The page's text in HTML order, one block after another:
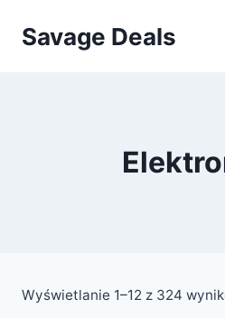
Savage Deals
Wyświetlanie 1–12 z 324